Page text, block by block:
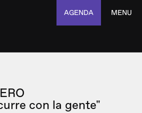
AGENDA MENU
con la gente"